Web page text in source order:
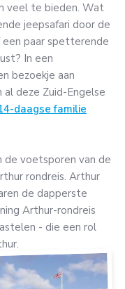
veel te bieden. Wat
jeepsafari door de
paar spetterende
In een
bezoekje aan
deze Zuid-Engelse
daagse familie
de voetsporen van de
rondreis. Arthur
de dapperste
Arthur-rondreis
- die een rol